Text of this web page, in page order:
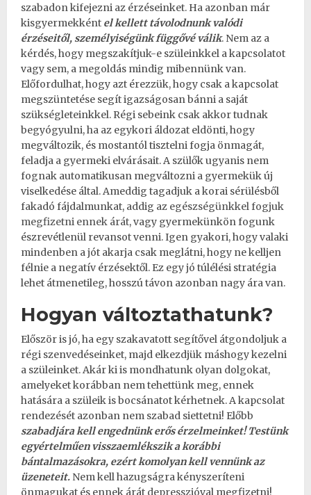
szabadon kifejezni az érzéseinket. Ha azonban már
kisgyermekként el kellett távolodnunk valódi
érzéseitől, személyiségünk függővé válik. Nem az a
kérdés, hogy megszakítjuk-e szüleinkkel a kapcsolatot
vagy sem, a megoldás mindig mibennünk van.
Előfordulhat, hogy azt érezzük, hogy csak a kapcsolat
megszüntetése segít igazságosan bánni a saját
szükségleteinkkel. Régi sebeink csak akkor tudnak
begyógyulni, ha az egykori áldozat eldönti, hogy
megváltozik, és mostantól tisztelni fogja önmagát,
feladja a gyermeki elvárásait. A szülők ugyanis nem
fognak automatikusan megváltozni a gyermekük új
viselkedése által. Ameddig tagadjuk a korai sérülésből
fakadó fájdalmunkat, addig az egészségünkkel fogjuk
megfizetni ennek árát, vagy gyermekünkön fogunk
észrevétlenül revansot venni. Igen gyakori, hogy valaki
mindenben a jót akarja csak meglátni, hogy ne kelljen
félnie a negatív érzésektől. Ez egy jó túlélési stratégia
lehet átmenetileg, hosszú távon azonban nagy ára van.
Hogyan változtathatunk?
Először is jó, ha egy szakavatott segítővel átgondoljuk a
régi szenvedéseinket, majd elkezdjük máshogy kezelni
a szüleinket. Akár ki is mondhatunk olyan dolgokat,
amelyeket korábban nem tehettünk meg, ennek
hatására a szüleik is bocsánatot kérhetnek. A kapcsolat
rendezését azonban nem szabad siettetni! Előbb
szabadjára kell engednünk erős érzelmeinket! Testünk
egyértelműen visszaemlékszik a korábbi
bántalmazásokra, ezért komolyan kell vennünk az
üzeneteit. Nem kell hazugságra kényszeríteni
önmagukat és ennek árát depresszióval megfizetni!